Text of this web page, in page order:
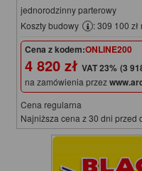
jednorodzinny parterowy
Koszty budowy
: 309 100 zł
Cena z kodem:ONLINE200
4 820 zł (3
na zamówienia przez
Cena regularna
Najniższa cena z 30 dni przed